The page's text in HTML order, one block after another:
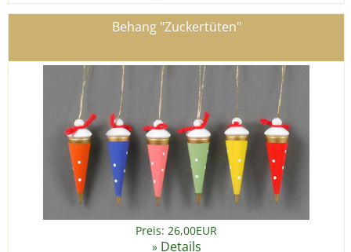
Behang "Zuckertüten"
Preis: 26,00EUR
» Details